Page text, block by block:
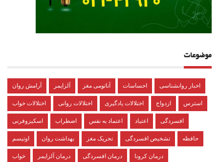
موضوعات
آرامش روان آلزایمر آناتومی مغز احساسات اخبار روانشناسی
اختلالات خواب اختلالات روانی اختلالات یادگیری ازدواج استرس
اسکیزوفرنی اضطراب اعتماد به نفس اعتیاد افسردگی
اوتیسم بهداشت روان تحریک مغز تشخیص افسردگی حافظه
خواب درمان آلزایمر درمان افسردگی درمان کرونا